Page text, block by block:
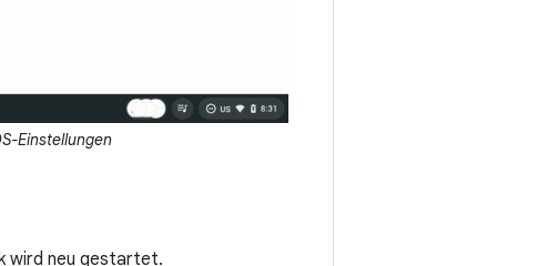
Einstellungen
wird neu gestartet.